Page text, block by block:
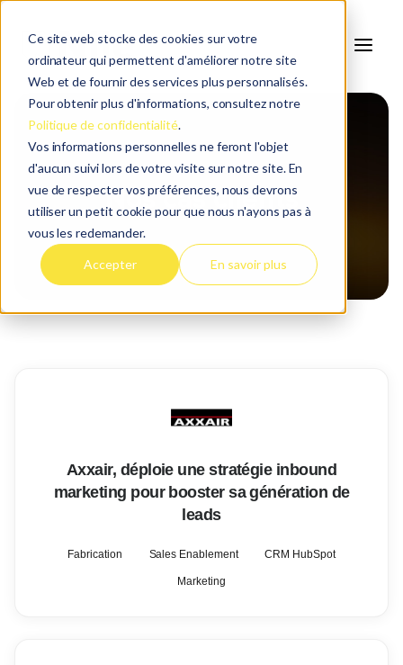
Ce site web stocke des cookies sur votre
ordinateur qui permettent d'améliorer notre site
Web et de fournir des services plus personnalisés.
Pour obtenir plus d'informations, consultez notre
Politique de confidentialité.
Vos informations personnelles ne feront l'objet
d'aucun suivi lors de votre visite sur notre site. En
vue de respecter vos préférences, nous devrons
utiliser un petit cookie pour que nous n'ayons pas à
vous les redemander.
Accepter En savoir plus
Nos cas clients
Axxair, déploie une stratégie inbound
marketing pour booster sa génération de
leads
Fabrication Sales Enablement CRM HubSpot
Marketing